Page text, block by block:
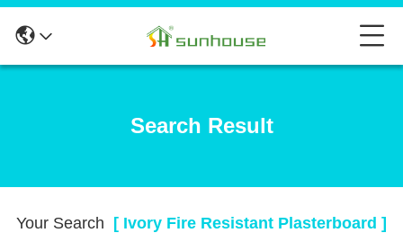
Search Result
Your Search [ Ivory Fire Resistant Plasterboard ]